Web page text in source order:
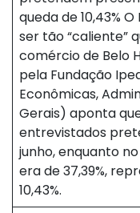
queda de 10,43%
ser tão “caliente”
comércio de Belo
pela Fundação
Econômicas,
Gerais) aponta
entrevistados
junho, enquanto
era de 37,39%,
10,43%.